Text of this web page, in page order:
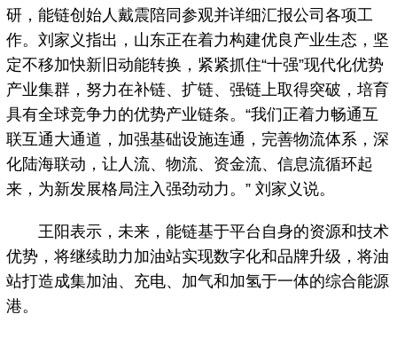
研，能链创始人戴震陪同参观并详细汇报公司各项工
作。刘家义指出，山东正在着力构建优良产业生态，坚
定不移加快新旧动能转换，紧紧抓住“十强”现代化优势
产业集群，努力在补链、扩链、强链上取得突破，培育
具有全球竞争力的优势产业链条。“我们正着力畅通互
联互通大通道，加强基础设施连通，完善物流体系，深
化陆海联动，让人流、物流、资金流、信息流循环起
来，为新发展格局注入强劲动力。” 刘家义说。
王阳表示，未来，能链基于平台自身的资源和技术
优势，将继续助力加油站实现数字化和品牌升级，将油
站打造成集加油、充电、加气和加氢于一体的综合能源
港。